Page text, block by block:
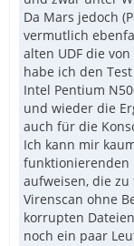
Da Mars jedoch
vermutlich
alten UDF die
habe ich den
Intel Pentium
und wieder die
auch für die
Ich kann mir
funktionierenden
aufweisen, die
Virenscan ohne
korrupten
noch ein paar